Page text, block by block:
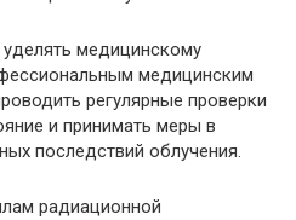
медицинскому
медицинским
регулярные проверки
и принимать меры в
последствий облучения.
радиационной